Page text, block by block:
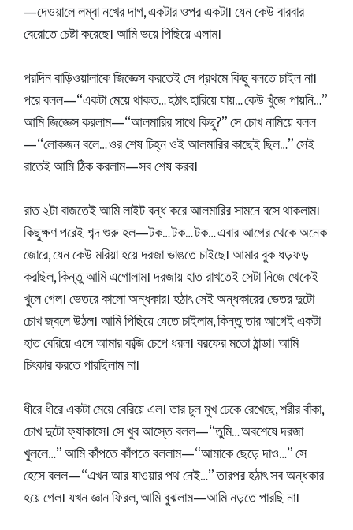
—দেওয়ালে লম্বা নখের দাগ, একটার ওপর একটা। যেন কেউ বারবার
বেরোতে চেষ্টা করেছে। আমি ভয়ে পিছিয়ে এলাম।
পরদিন বাড়িওয়ালাকে জিজ্ঞেস করতেই সে প্রথমে কিছু বলতে চাইল না।
পরে বলল—“একটা মেয়ে থাকত… হঠাৎ হারিয়ে যায়… কেউ খুঁজে পায়নি…”
আমি জিজ্ঞেস করলাম—“আলমারির সাথে কিছু?” সে চোখ নামিয়ে বলল
—“লোকজন বলে… ওর শেষ চিহ্ন ওই আলমারির কাছেই ছিল…” সেই
রাতেই আমি ঠিক করলাম—সব শেষ করব।
রাত ২টা বাজতেই আমি লাইট বন্ধ করে আলমারির সামনে বসে থাকলাম।
কিছুক্ষণ পরেই শব্দ শুরু হল—টক… টক… টক… এবার আগের থেকে অনেক
জোরে, যেন কেউ মরিয়া হয়ে দরজা ভাঙতে চাইছে। আমার বুক ধড়ফড়
করছিল, কিন্তু আমি এগোলাম। দরজায় হাত রাখতেই সেটা নিজে থেকেই
খুলে গেল। ভেতরে কালো অন্ধকার। হঠাৎ সেই অন্ধকারের ভেতর দুটো
চোখ জ্বলে উঠল। আমি পিছিয়ে যেতে চাইলাম, কিন্তু তার আগেই একটা
হাত বেরিয়ে এসে আমার কব্জি চেপে ধরল। বরফের মতো ঠান্ডা। আমি
চিৎকার করতে পারছিলাম না।
ধীরে ধীরে একটা মেয়ে বেরিয়ে এল। তার চুল মুখ ঢেকে রেখেছে, শরীর বাঁকা,
চোখ দুটো ফ্যাকাসে। সে খুব আস্তে বলল—“তুমি… অবশেষে দরজা
খুললে…” আমি কাঁপতে কাঁপতে বললাম—“আমাকে ছেড়ে দাও…” সে
হেসে বলল—“এখন আর যাওয়ার পথ নেই…” তারপর হঠাৎ সব অন্ধকার
হয়ে গেল। যখন জ্ঞান ফিরল, আমি বুঝলাম—আমি নড়তে পারছি না।